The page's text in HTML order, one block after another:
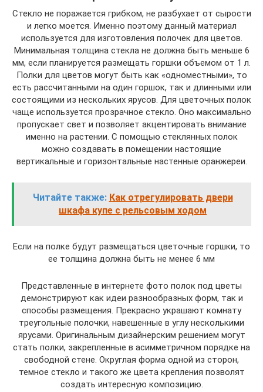
Стекло не поражается грибком, не разбухает от сырости
и легко моется. Именно поэтому данный материал
используется для изготовления полочек для цветов.
Минимальная толщина стекла не должна быть меньше 6
мм, если планируется размещать горшки объемом от 1 л.
Полки для цветов могут быть как «одноместными», то
есть рассчитанными на один горшок, так и длинными или
состоящими из нескольких ярусов. Для цветочных полок
чаще используется прозрачное стекло. Оно максимально
пропускает свет и позволяет акцентировать внимание
именно на растении. С помощью стеклянных полок
можно создавать в помещении настоящие
вертикальные и горизонтальные настенные оранжереи.
Читайте также: Как отрегулировать двери
шкафа купе с рельсовым ходом
Если на полке будут размещаться цветочные горшки, то
ее толщина должна быть не менее 6 мм
Представленные в интернете фото полок под цветы
демонстрируют как идеи разнообразных форм, так и
способы размещения. Прекрасно украшают комнату
треугольные полочки, навешенные в углу несколькими
ярусами. Оригинальным дизайнерским решением могут
стать полки, закрепленные в асимметричном порядке на
свободной стене. Округлая форма одной из сторон,
темное стекло и такого же цвета крепления позволят
создать интересную композицию.